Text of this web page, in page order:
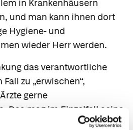
in Krankenhäusern
und man kann ihnen dort
Hygiene- und
wieder Herr werden.
das verantwortliche
zu „erwischen“,
gerne
Das mag im Einzelfall seine
ist jedoch auf breiter Front